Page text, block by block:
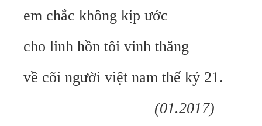
em chắc không kịp ước
cho linh hồn tôi vinh thăng
về cõi người việt nam thế kỷ 21.
(01.2017)